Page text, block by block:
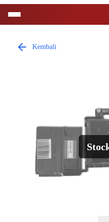
Kembali